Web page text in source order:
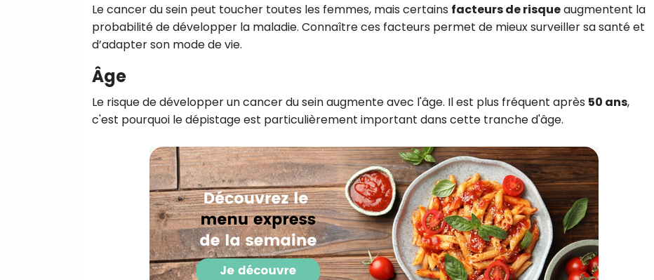
Le cancer du sein peut toucher toutes les femmes, mais certains facteurs de risqueaugmentent la
probabilité de développer la maladie. Connaître ces facteurs permet de mieux surveiller sa santé et
d’adapter son mode de vie.
Âge
Le risque de développer un cancer du sein augmente avec l'âge. Il est plus fréquent après 50 ans,
c'est pourquoi le dépistage est particulièrement important dans cette tranche d'âge.